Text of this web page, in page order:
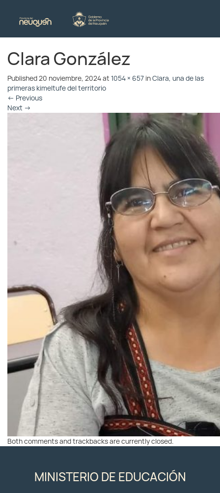
Clara González
Published20 noviembre, 2024at 1054 × 657 inClara, una de las
primeras kimeltufe del territorio
← Previous
Next →
Both comments and trackbacks are currently closed.
MINISTERIO DE EDUCACIÓN